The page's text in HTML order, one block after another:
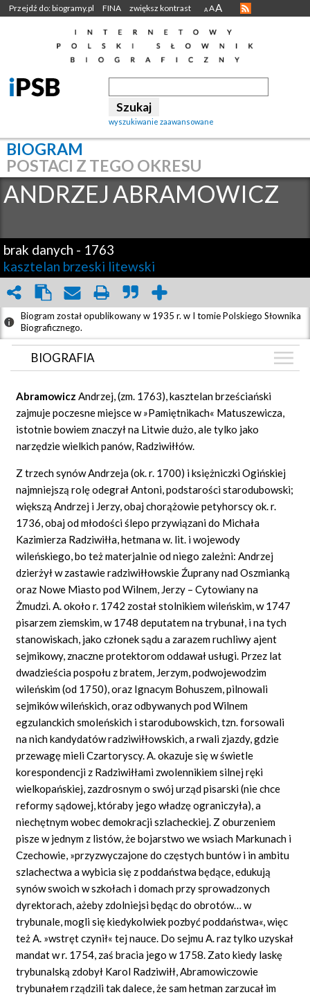
Przejdź do: biogramy.pl FINA zwiększ kontrast A AA
wyszukiwanie zaawansowane
BIOGRAM
POSTACI Z TEGO OKRESU
ANDRZEJ ABRAMOWICZ
brak danych - 1763
kasztelan brzeski litewski
Biogram został opublikowany w 1935 r. w I tomie Polskiego Słownika
Biograficznego.
BIOGRAFIA
GRAF POWIĄZAŃ
DYSKUSJA
Mapa
AbramowiczAndrzej, (zm. 1763), kasztelan brześciański
zajmuje poczesne miejsce w»Pamiętnikach« Matuszewicza,
istotnie bowiem znaczył na Litwie dużo, ale tylko jako
narzędzie wielkich panów, Radziwiłłów.
Z trzech synów Andrzeja (ok. r. 1700) i księżniczki Ogińskiej
najmniejszą rolę odegrał Antoni, podstarości starodubowski;
większą Andrzej i Jerzy, obaj chorążowie petyhorscy ok. r.
1736, obaj od młodości ślepo przywiązani do Michała
Kazimierza Radziwiłła, hetmana w. lit. i wojewody
wileńskiego, bo też materjalnie od niego zależni: Andrzej
dzierżył w zastawie radziwiłłowskie Źuprany nad Oszmianką
oraz Nowe Miasto pod Wilnem, Jerzy – Cytowiany na
Żmudzi. A. około r. 1742 został stolnikiem wileńskim, w 1747
pisarzem ziemskim, w 1748 deputatem na trybunał, i na tych
stanowiskach, jako członek sądu a zarazem ruchliwy ajent
sejmikowy, znaczne protektorom oddawał usługi. Przez lat
dwadzieścia pospołu z bratem, Jerzym, podwojewodzim
wileńskim (od 1750), oraz Ignacym Bohuszem, pilnowali
sejmików wileńskich, oraz odbywanych pod Wilnem
egzulanckich smoleńskich i starodubowskich, tzn. forsowali
na nich kandydatów radziwiłłowskich, a rwali zjazdy, gdzie
przewagę mieli Czartoryscy. A. okazuje się w świetle
korespondencji z Radziwiłłami zwolennikiem silnej ręki
wielkopańskiej, zazdrosnym o swój urząd pisarski (nie chce
reformy sądowej, któraby jego władzę ograniczyła), a
niechętnym wobec demokracji szlacheckiej. Z oburzeniem
pisze w jednym z listów, że bojarstwo we wsiach Markunach i
Czechowie, »przyzwyczajone do częstych buntów i in ambitu
szlachectwa a wybicia się z poddaństwa będące, edukują
synów swoich w szkołach i domach przy sprowadzonych
dyrektorach, ażeby zdolniejsi będąc do obrotów… w
trybunale, mogli się kiedykolwiek pozbyć poddaństwa«, więc
też A. »wstręt czynił« tej nauce. Do sejmu A. raz tylko uzyskał
mandat w r. 1754, zaś bracia jego w 1758. Zato kiedy laskę
trybunalską zdobył Karol Radziwiłł, Abramowiczowie
trybunałem rządzili tak dalece, że sam hetman zarzucał im